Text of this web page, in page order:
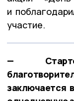
и
участие.
—
заключается